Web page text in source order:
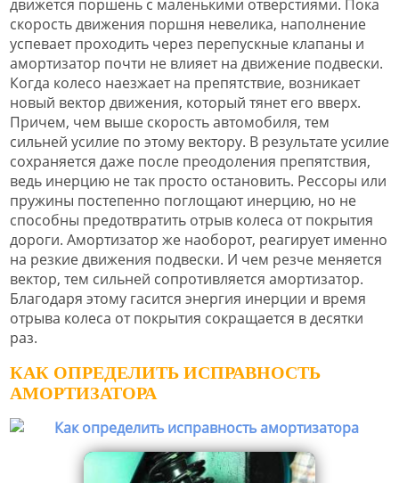
движется поршень с маленькими отверстиями. Пока
скорость движения поршня невелика, наполнение
успевает проходить через перепускные клапаны и
амортизатор почти не влияет на движение подвески.
Когда колесо наезжает на препятствие, возникает
новый вектор движения, который тянет его вверх.
Причем, чем выше скорость автомобиля, тем
сильней усилие по этому вектору. В результате усилие
сохраняется даже после преодоления препятствия,
ведь инерцию не так просто остановить. Рессоры или
пружины постепенно поглощают инерцию, но не
способны предотвратить отрыв колеса от покрытия
дороги. Амортизатор же наоборот, реагирует именно
на резкие движения подвески. И чем резче меняется
вектор, тем сильней сопротивляется амортизатор.
Благодаря этому гасится энергия инерции и время
отрыва колеса от покрытия сокращается в десятки
раз.
КАК ОПРЕДЕЛИТЬ ИСПРАВНОСТЬ
АМОРТИЗАТОРА